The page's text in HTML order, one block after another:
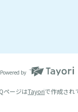
Powered by
ページはTayoriで作成され